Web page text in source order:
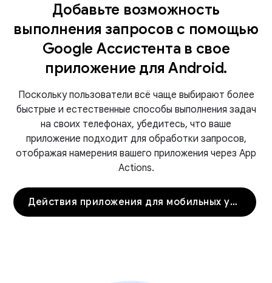
Добавьте возможность
выполнения запросов с помощью
Google Ассистента в свое
приложение для Android.
Поскольку пользователи всё чаще выбирают более
быстрые и естественные способы выполнения задач
на своих телефонах, убедитесь, что ваше
приложение подходит для обработки запросов,
отображая намерения вашего приложения через App
Actions.
Действия приложения для мобильных устройств